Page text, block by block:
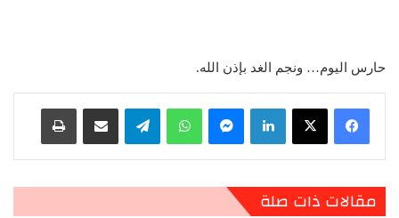
حارس اليوم… ونجم الغد بإذن الله.
لينكدإن ماسنجر واتساب تيلقرام مشاركة عبر البريد طباعة
مقالات ذات صلة